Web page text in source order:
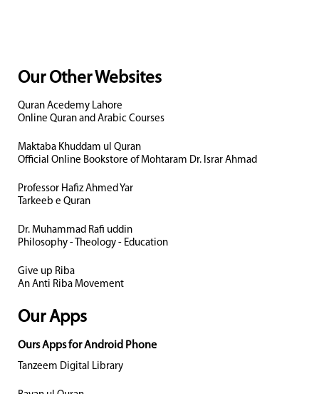
Our Other Websites
Quran Acedemy Lahore
Online Quran and Arabic Courses
Maktaba Khuddam ul Quran
Official Online Bookstore of Mohtaram Dr. Israr Ahmad
Professor Hafiz Ahmed Yar
Tarkeeb e Quran
Dr. Muhammad Rafi uddin
Philosophy - Theology - Education
Give up Riba
An Anti Riba Movement
Our Apps
Ours Apps for Android Phone
Tanzeem Digital Library